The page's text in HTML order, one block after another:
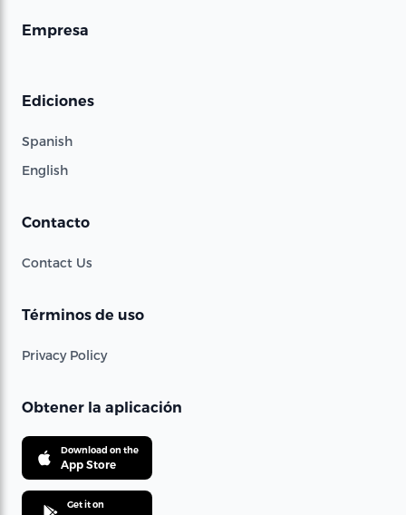
Empresa
Ediciones
Spanish
English
Contacto
Contact Us
Términos de uso
Privacy Policy
Obtener la aplicación
Download on the
App Store
Get it on